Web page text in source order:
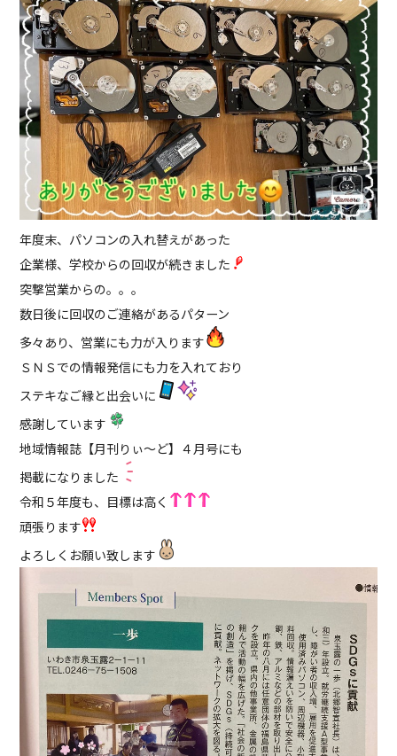
年度末、パソコンの入れ替えがあった
企業様、学校からの回収が続きました
突撃営業からの。。。
数日後に回収のご連絡があるパターン
多々あり、営業にも力が入ります
ＳＮＳでの情報発信にも力を入れており
ステキなご縁と出会いに
感謝しています
地域情報誌【月刊りぃ〜ど】４月号にも
掲載になりました
令和５年度も、目標は高く
頑張ります
よろしくお願い致します